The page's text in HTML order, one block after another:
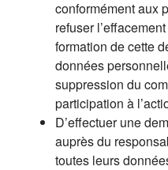
conformément aux
refuser
formation de cette
données
suppression du
participation à
D’effectuer une
auprès du
toutes leurs